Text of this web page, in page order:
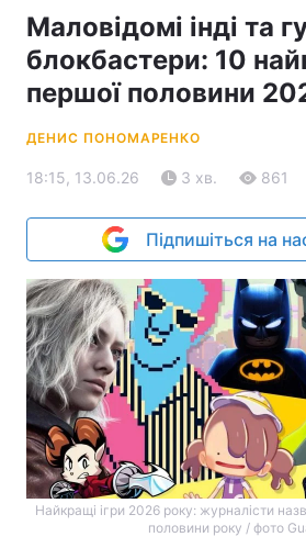
Маловідомі інді та
блокбастери: 10
першої половини
ДЕНИС ПОНОМАРЕНКО
18:15, 13.06.26 3 хв. 861
Підпишіться на
Найкращі ігри 2026 року: журналісти
половини року / фото